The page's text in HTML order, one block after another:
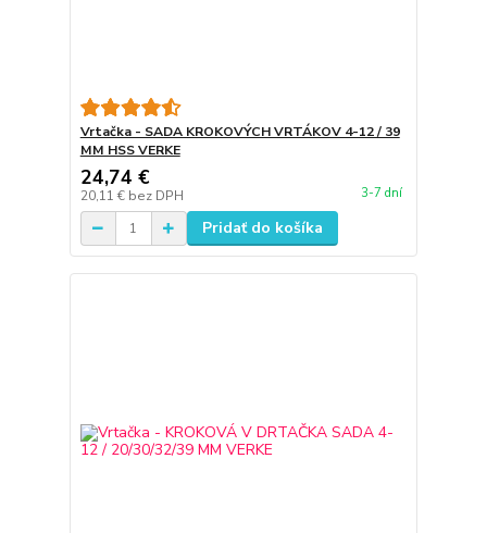
Vrtačka - SADA KROKOVÝCH VRTÁKOV 4-12 / 39
MM HSS VERKE
24,74 €
20,11 € bez DPH 3-7 dní
Pridať do košíka